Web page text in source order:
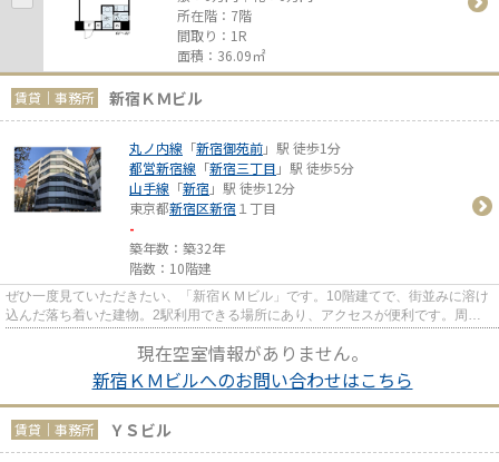
所在階：7階
間取り：1R
面積：36.09㎡
賃貸｜事務所 新宿ＫＭビル
丸ノ内線 「新宿御苑前」駅 徒歩1分
都営新宿線 「新宿三丁目 」駅 徒歩5分
山手線 「新宿 」駅 徒歩12分
東京都新宿区新宿 １丁目
-
築年数：築32年
階数：10階建
ぜひ一度見ていただきたい、「新宿ＫＭビル」です。10階建てで、街並みに溶け
込んだ落ち着いた建物。2駅利用できる場所にあり、アクセスが便利です。周辺
現在空室情報がありません。
新宿ＫＭビルへのお問い合わせはこちら
賃貸｜事務所 ＹＳビル